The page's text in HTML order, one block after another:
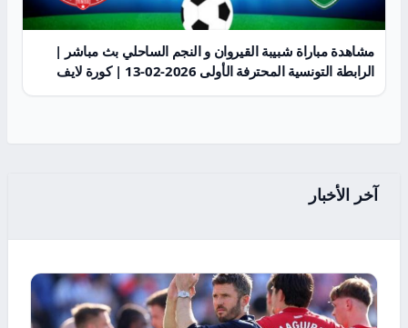
مشاهدة مباراة شبيبة القيروان و النجم الساحلي بث مباشر |
الرابطة التونسية المحترفة الأولى 2026-02-13 | كورة لايف
آخر الأخبار